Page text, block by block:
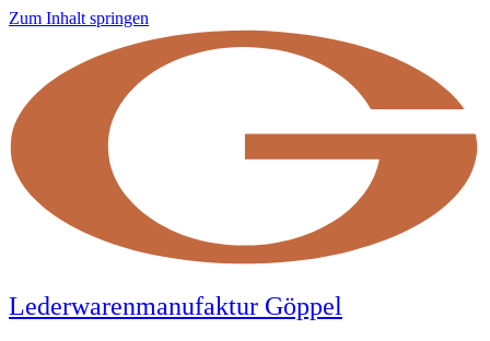
Zum Inhalt springen
Lederwarenmanufaktur Göppel